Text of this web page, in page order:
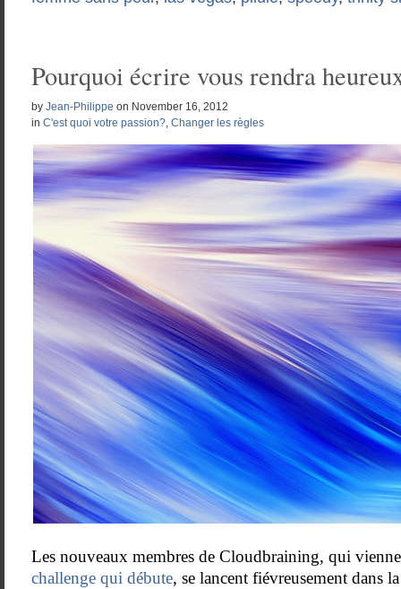
Pourquoi écrire vous rendra
by Jean-Philippe on November 16, 2012
in C'est quoi votre passion?, Changer les règles
Les nouveaux membres de Cloudbraining, qui
challenge qui débute, se lancent fiévreusement dans